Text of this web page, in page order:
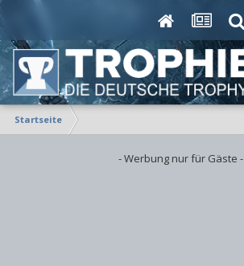
Startseite
- Werbung nur für Gäste -